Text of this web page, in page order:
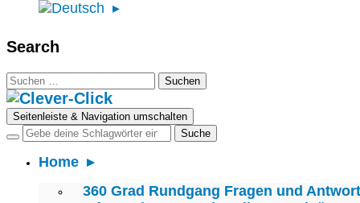
Search
Suchen
nach:
Seitenleiste & Navigation umschalten
Home
360 Grad Rundgang Fragen und